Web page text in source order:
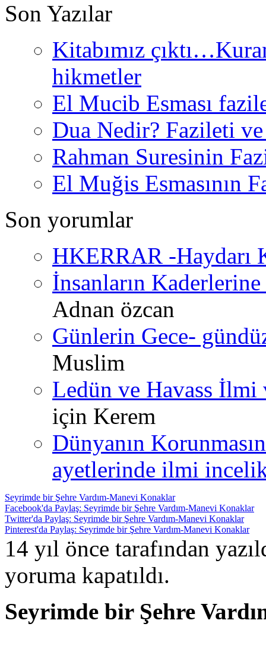
Son Yazılar
Kitabımız
hikmetler
El Mucib Esması
Dua Nedir? Fazileti
Rahman Suresinin
El Muğis Esmasının
Son yorumlar
HKERRAR -Haydarı
İnsanların
Adnan özcan
Günlerin Gece-
Muslim
Ledün ve Havass İlmi
için Kerem
Dünyanın
ayetlerinde ilmi
Seyrimde bir Şehre Vardım-Manevi Konaklar
Facebook'da Paylaş: Seyrimde bir Şehre Vardım-Manevi Konaklar
Twitter'da Paylaş: Seyrimde bir Şehre Vardım-Manevi Konaklar
Pinterest'da Paylaş: Seyrimde bir Şehre Vardım-Manevi Konaklar
14 yıl önce tarafından
yoruma kapatıldı.
Seyrimde bir Şehre